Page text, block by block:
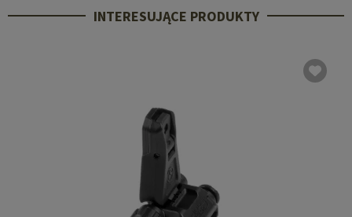
INTERESUJĄCE PRODUKTY